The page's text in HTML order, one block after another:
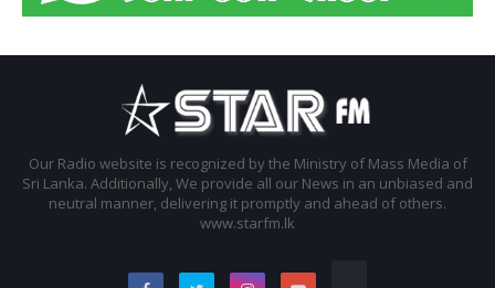
Our Radio website is recognized by the Ministry of Mass Media of
Sri Lanka. Additionally, We provide all our News in an unbiased and
neutral manner, delivering it promptly and ahead of others.
www.starfm.lk